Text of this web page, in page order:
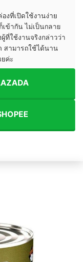
ที่เปิดใช้งานง่าย
เข้ากัน ไม่เป็นกลาย
ที่ใช้งานจริงกล่าวว่า
สามารถใช้ได้นาน
ค่ะ